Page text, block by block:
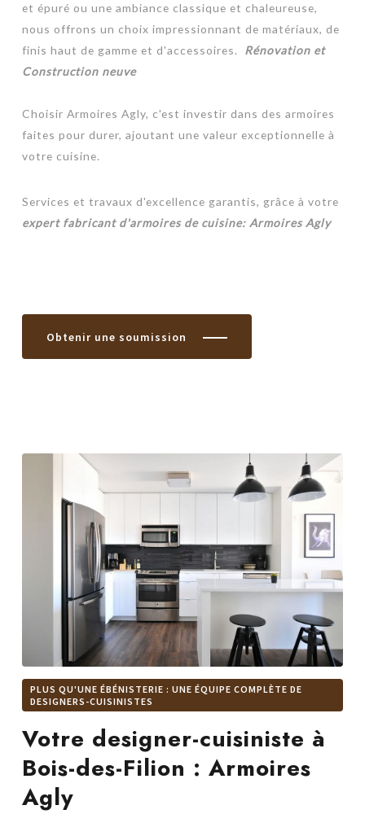
et épuré ou une ambiance classique et chaleureuse,
nous offrons un choix impressionnant de matériaux, de
finis haut de gamme et d'accessoires. Rénovation et
Construction neuve
Choisir Armoires Agly, c'est investir dans des armoires
faites pour durer, ajoutant une valeur exceptionnelle à
votre cuisine.
Services et travaux d'excellence garantis, grâce à votre
expert fabricant d'armoires de cuisine: Armoires Agly
Obtenir une soumission
PLUS QU'UNE ÉBÉNISTERIE : UNE ÉQUIPE COMPLÈTE DE
DESIGNERS-CUISINISTES
Votre designer-cuisiniste à
Bois-des-Filion : Armoires
Agly